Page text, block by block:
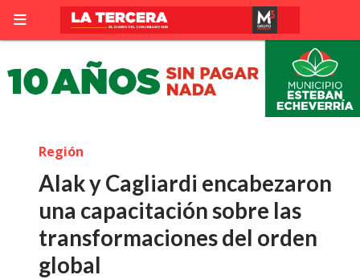
Alak y Cagliardi encabezaron
una capacitación sobre las
transformaciones del orden
global
Región